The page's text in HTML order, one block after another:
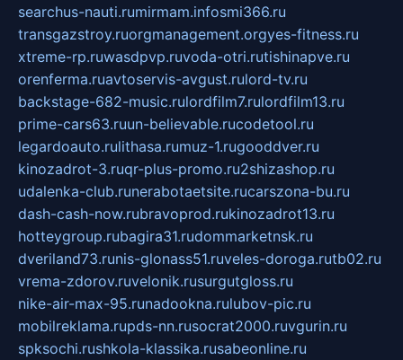
searchus-nauti.rumirmam.infosmi366.ru
transgazstroy.ruorgmanagement.orgyes-fitness.ru
xtreme-rp.ruwasdpvp.ruvoda-otri.rutishinapve.ru
orenferma.ruavtoservis-avgust.rulord-tv.ru
backstage-682-music.rulordfilm7.rulordfilm13.ru
prime-cars63.ruun-believable.rucodetool.ru
legardoauto.rulithasa.rumuz-1.rugooddver.ru
kinozadrot-3.ruqr-plus-promo.ru2shizashop.ru
udalenka-club.runerabotaetsite.rucarszona-bu.ru
dash-cash-now.rubravoprod.rukinozadrot13.ru
hotteygroup.rubagira31.rudommarketnsk.ru
dveriland73.runis-glonass51.ruveles-doroga.rutb02.ru
vrema-zdorov.ruvelonik.rusurgutgloss.ru
nike-air-max-95.runadookna.rulubov-pic.ru
mobilreklama.rupds-nn.rusocrat2000.ruvgurin.ru
spksochi.rushkola-klassika.rusabeonline.ru